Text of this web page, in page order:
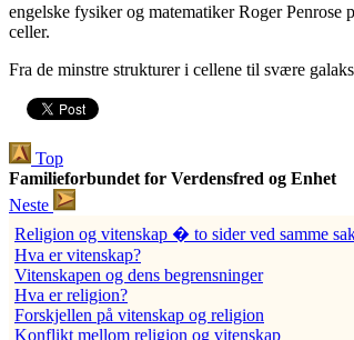
engelske fysiker og matematiker Roger
celler.
Fra de minstre strukturer i cellene til svære
Top
Familieforbundet for Verdensfred og Enhet
Neste
Religion og vitenskap � to sider ved samme
Hva er vitenskap?
Vitenskapen og dens begrensninger
Hva er religion?
Forskjellen på vitenskap og religion
Konflikt mellom religion og vitenskap